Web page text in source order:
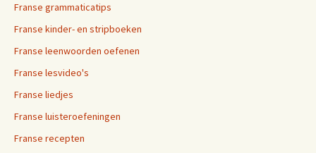
Franse grammaticatips
Franse kinder- en stripboeken
Franse leenwoorden oefenen
Franse lesvideo's
Franse liedjes
Franse luisteroefeningen
Franse recepten